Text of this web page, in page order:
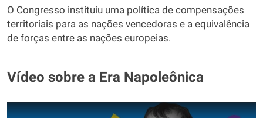
O Congresso instituiu uma política de compensações
territoriais para as nações vencedoras e a equivalência
de forças entre as nações europeias.
Vídeo sobre a Era Napoleônica